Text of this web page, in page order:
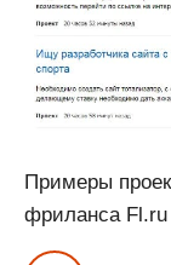
Примеры
фриланса Fl.ru